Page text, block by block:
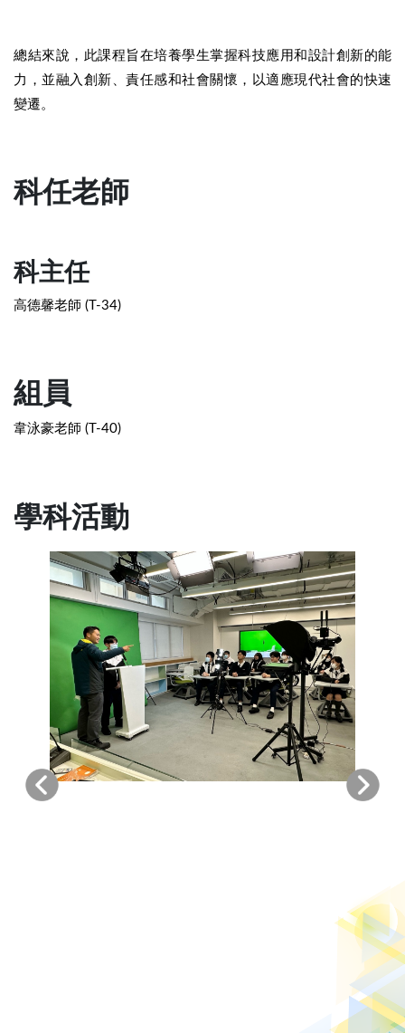
總結來說，此課程旨在培養學生掌握科技應用和設計創新的能
力，並融入創新、責任感和社會關懷，以適應現代社會的快速
變遷。
科任老師
科主任
高德馨老師 (T-34)
組員
韋泳豪老師 (T-40)
學科活動